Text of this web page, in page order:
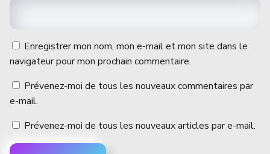
Enregistrer mon nom, mon e-mail et mon site dans le
navigateur pour mon prochain commentaire.
Prévenez-moi de tous les nouveaux commentaires par
e-mail.
Prévenez-moi de tous les nouveaux articles par e-mail.